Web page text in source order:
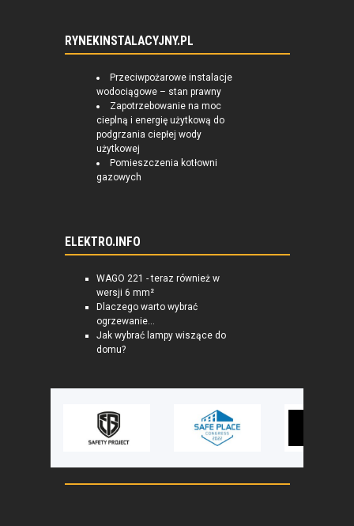
RYNEKINSTALACYJNY.PL
Przeciwpożarowe instalacje
wodociągowe – stan prawny
Zapotrzebowanie na moc
cieplną i energię użytkową do
podgrzania ciepłej wody
użytkowej
Pomieszczenia kotłowni
gazowych
ELEKTRO.INFO
WAGO 221 - teraz również w
wersji 6 mm²
Dlaczego warto wybrać
ogrzewanie...
Jak wybrać lampy wiszące do
domu?